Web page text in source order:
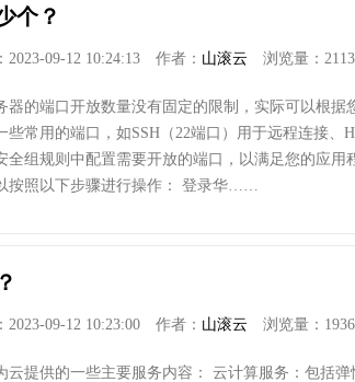
个？
2023-09-12 10:24:13 作者： 山滚云 浏览量：
器的端口开放数量没有固定的限制，实际可以根
些常用的端口，如SSH（22端口）用于远程连接、
全组规则中配置需要开放的端口，以满足您的应
按照以下步骤进行操作： 登录华……
2023-09-12 10:23:00 作者： 山滚云 浏览量：
云提供的一些主要服务内容： 云计算服务：包括弹